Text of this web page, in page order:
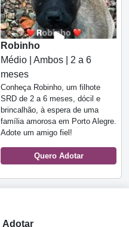
Robinho
Médio | Ambos | 2 a 6
meses
Conheça Robinho, um filhote
SRD de 2 a 6 meses, dócil e
brincalhão, à espera de uma
família amorosa em Porto Alegre.
Adote um amigo fiel!
Quero Adotar
Adotar